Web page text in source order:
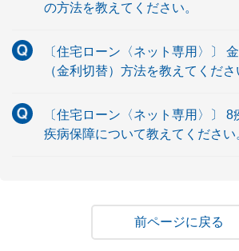
の方法を教えてください。
〔住宅ローン〈ネット専用〉〕
（金利切替）方法を教えてくださ
〔住宅ローン〈ネット専用〉〕 8
疾病保障について教えてください
戻る